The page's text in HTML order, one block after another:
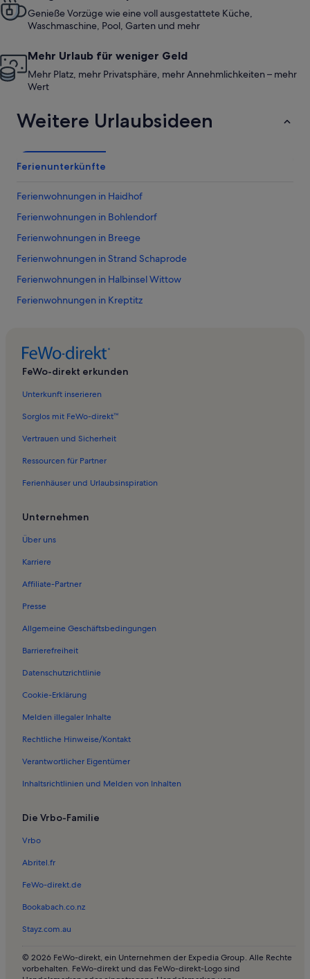
Genieße Vorzüge wie eine voll ausgestattete Küche,
Waschmaschine, Pool, Garten und mehr
Mehr Urlaub für weniger Geld
Mehr Platz, mehr Privatsphäre, mehr Annehmlichkeiten – mehr
Wert
Weitere Urlaubsideen
Ferienunterkünfte
Ferienwohnungen in Haidhof
Ferienwohnungen in Bohlendorf
Ferienwohnungen in Breege
Ferienwohnungen in Strand Schaprode
Ferienwohnungen in Halbinsel Wittow
Ferienwohnungen in Kreptitz
Ferienwohnungen in Charlottendorf
Ferienwohnungen in Dranske
Ferienwohnungen in Barhöft
Ferienwohnungen in Strand von Barhöft
Ferienwohnungen in Zingst
Ferienwohnungen in Moritzhagen
Ferienwohnungen in Ummanz
Ferienwohnungen in Goos
Ferienwohnungen in Rügen Park Gingst
Ferienwohnungen in Lancken
Ferienwohnungen in Vitte
Ferienwohnungen in Neuenkirchen
Ferienwohnungen in Strand bei Goos
Ferienwohnungen in Strand von Hiddensee
Ferienwohnungen in Nationalpark Vorpommersche
Ferienwohnungen in Vaschvitz
Ferienwohnungen in Schaprode
FeWo-direkt erkunden
Unterkunft inserieren
Sorglos mit FeWo-direkt™
Vertrauen und Sicherheit
Ressourcen für Partner
Ferienhäuser und Urlaubsinspiration
Unternehmen
Über uns
Karriere
Affiliate-Partner
Presse
Allgemeine Geschäftsbedingungen
Barrierefreiheit
Datenschutzrichtlinie
Cookie-Erklärung
Melden illegaler Inhalte
Rechtliche Hinweise/Kontakt
Verantwortlicher Eigentümer
Inhaltsrichtlinien und Melden von Inhalten
Die Vrbo-Familie
Vrbo
Abritel.fr
FeWo-direkt.de
Bookabach.co.nz
Stayz.com.au
© 2026 FeWo-direkt, ein Unternehmen der Expedia Group. Alle Rechte
vorbehalten. FeWo-direkt und das FeWo-direkt-Logo sind